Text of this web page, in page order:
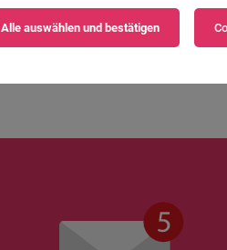
Deine Rolle –
Alle auswählen und bestätigen